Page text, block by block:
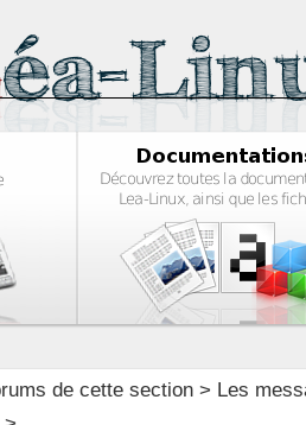
de cette section> Les